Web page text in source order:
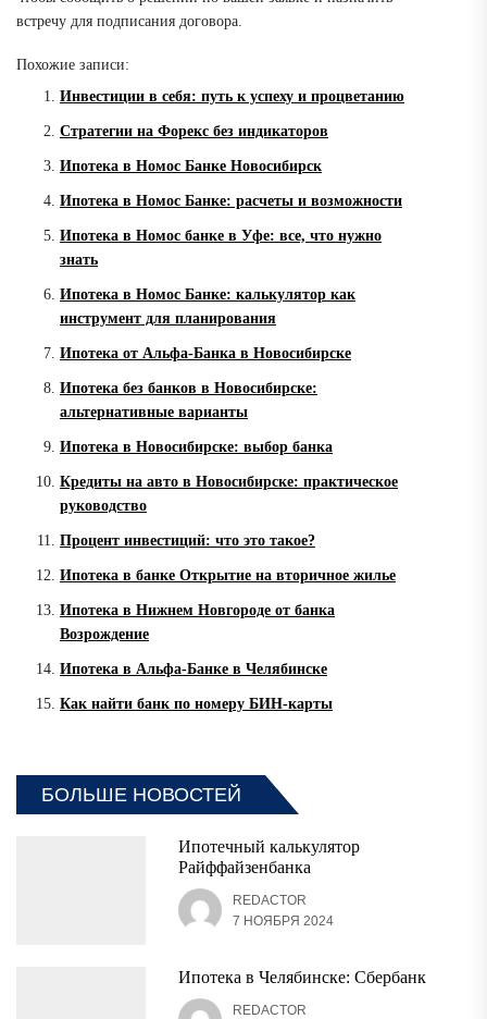
встречу для подписания договора.
Похожие записи:
Инвестиции в себя: путь к успеху и процветанию
Стратегии на Форекс без индикаторов
Ипотека в Номос Банке Новосибирск
Ипотека в Номос Банке: расчеты и возможности
Ипотека в Номос банке в Уфе: все, что нужно
знать
Ипотека в Номос Банке: калькулятор как
инструмент для планирования
Ипотека от Альфа-Банка в Новосибирске
Ипотека без банков в Новосибирске:
альтернативные варианты
Ипотека в Новосибирске: выбор банка
Кредиты на авто в Новосибирске: практическое
руководство
Процент инвестиций: что это такое?
Ипотека в банке Открытие на вторичное жилье
Ипотека в Нижнем Новгороде от банка
Возрождение
Ипотека в Альфа-Банке в Челябинске
Как найти банк по номеру БИН-карты
БОЛЬШЕ НОВОСТЕЙ
Ипотечный калькулятор
Райффайзенбанка
REDACTOR
7 НОЯБРЯ 2024
Ипотека в Челябинске: Сбербанк
REDACTOR